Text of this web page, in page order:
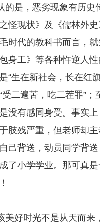
是，恶劣现象有历史
怪现状》及《儒林外史
时代的教科书而言，
身工》等各种忤逆人
“生在新社会，长在红
受二遍苦，吃二茬罪”；
没有感同身受。事实上
肢残严重，但老师却
己背送，动员同学背
了小学学业。那可真
好时光不是从天而来